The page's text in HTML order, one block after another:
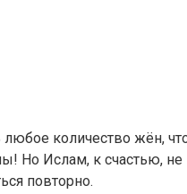
количество жён,
Но Ислам, к счастью, не
повторно.